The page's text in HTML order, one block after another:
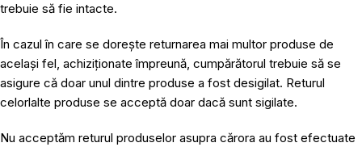
trebuie să fie intacte.
În cazul în care se dorește returnarea mai multor produse de
același fel, achiziționate împreună, cumpărătorul trebuie să se
asigure că doar unul dintre produse a fost desigilat. Returul
celorlalte produse se acceptă doar dacă sunt sigilate.
Nu acceptăm returul produselor asupra cărora au fost efectuate